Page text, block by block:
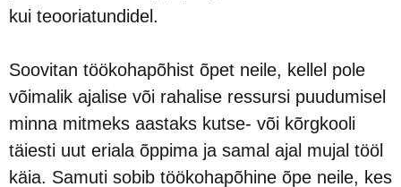
kui teooriatundidel.
Soovitan töökohapõhist õpet neile, kellel pole
võimalik ajalise või rahalise ressursi puudumisel
minna mitmeks aastaks kutse- või kõrgkooli
täiesti uut eriala õppima ja samal ajal mujal tööl
käia. Samuti sobib töökohapõhine õpe neile, kes